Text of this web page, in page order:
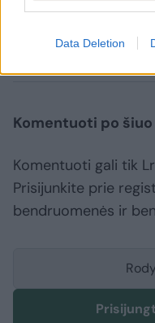
Data Deletion
Machačkala sprogimas
Komentuoti po
Komentuoti gali tik
Prisijunkite prie
bendruomenės ir